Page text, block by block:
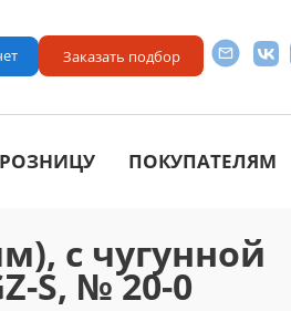
Заказать подбор
ПОКУПАТЕЛЯМ
с чугунной
S, № 20-0